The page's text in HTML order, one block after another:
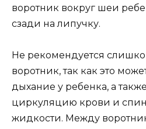
воротник вокруг шеи
сзади на липучку.
Не рекомендуется
воротник, так как это
дыхание у ребенка, а
циркуляцию крови и
жидкости. Между